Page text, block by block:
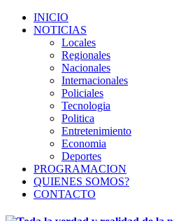
INICIO
NOTICIAS
Locales
Regionales
Nacionales
Internacionales
Policiales
Tecnologia
Politica
Entretenimiento
Economia
Deportes
PROGRAMACION
QUIENES SOMOS?
CONTACTO